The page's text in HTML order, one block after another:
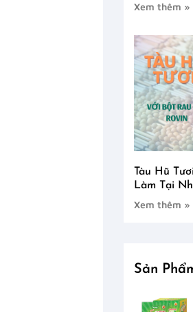
Xem thêm »
Tàu Hũ
Làm Tại
Xem thêm »
Sản